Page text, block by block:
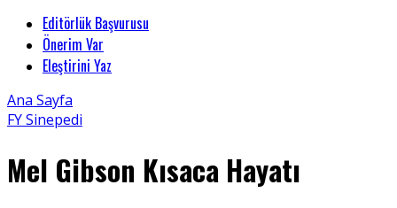
Editörlük Başvurusu
Önerim Var
Eleştirini Yaz
Ana Sayfa
FY Sinepedi
Mel Gibson Kısaca Hayatı